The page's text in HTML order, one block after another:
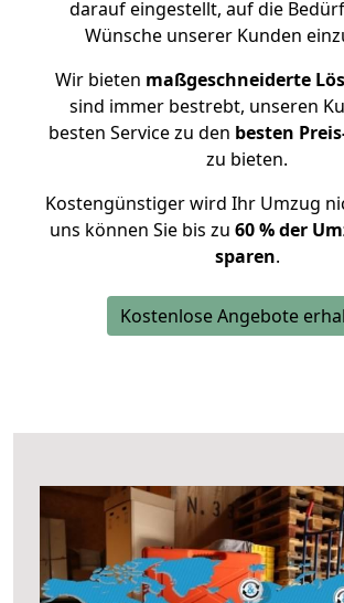
darauf eingestellt, auf die
Wünsche unserer Kunden
Wir bieten maßgeschneiderte
sind immer bestrebt, unseren
besten Service zu den besten
zu bieten.
Kostengünstiger wird Ihr Umzug
uns können Sie bis zu 60 % der
sparen.
Kostenlose Angebote